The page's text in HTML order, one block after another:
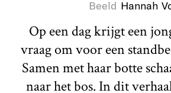
Beeld Hannah
Op een dag krijgt een
vraag om voor een
Samen met haar botte
naar het bos. In dit